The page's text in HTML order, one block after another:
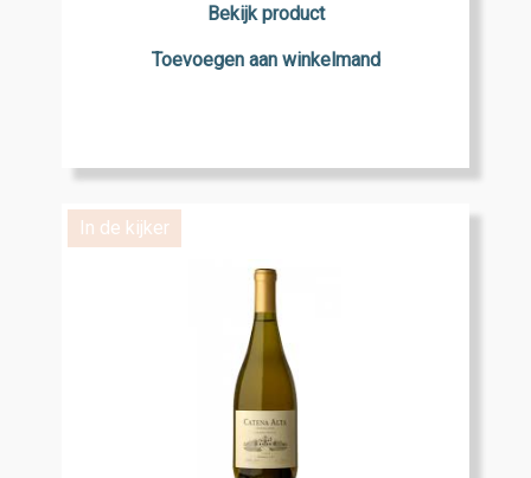
Bekijk product
Toevoegen aan winkelmand
In de kijker